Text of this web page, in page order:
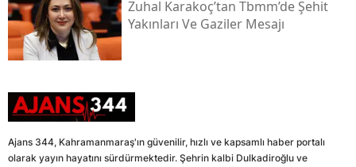
Zuhal Karakoç’tan Tbmm’de Şehit
Yakınları Ve Gaziler Mesajı
Ajans 344, Kahramanmaraş'ın güvenilir, hızlı ve kapsamlı haber portalı
olarak yayın hayatını sürdürmektedir. Şehrin kalbi Dulkadiroğlu ve